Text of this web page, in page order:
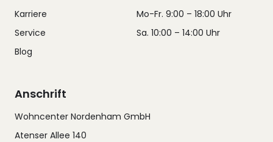
Karriere
Service
Blog
Mo-Fr. 9:00 – 18:00 Uhr
Sa. 10:00 – 14:00 Uhr
Anschrift
Wohncenter Nordenham GmbH
Atenser Allee 140